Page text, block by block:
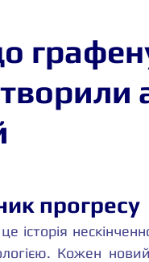
прогресу
історія
Кожен